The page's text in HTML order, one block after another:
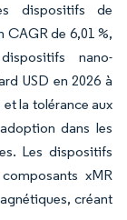
dispositifs de
CAGR de 6,01 %,
nano-
USD en 2026 à
la tolérance aux
dans les
Les dispositifs
xMR
créant